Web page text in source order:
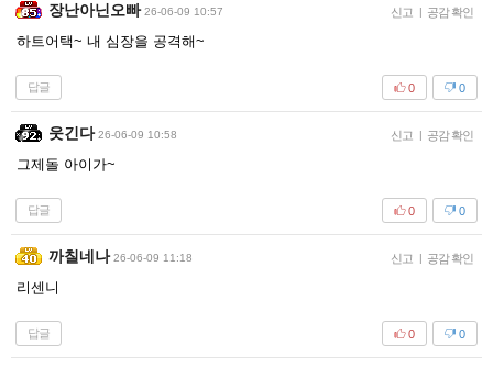
장난아닌오빠 26-06-09 10:57 신고 | 공감 확인
하트어택~ 내 심장을 공격해~
답글 0
0
웃긴다 26-06-09 10:58 신고 | 공감 확인
그제돌 아이가~
답글 0
0
까칠네나 26-06-09 11:18 신고 | 공감 확인
리센니
답글 0
0